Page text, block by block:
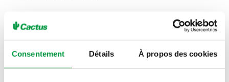
Consentement Détails À propos des cookies